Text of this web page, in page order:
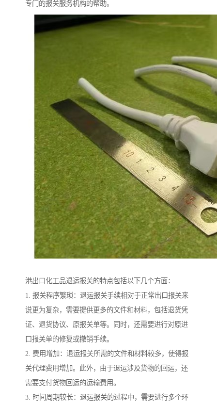
专门的报关服务机构的帮助。
港出口化工品退运报关的特点包括以下几个方面：
1. 报关程序繁琐：退运报关手续相对于正常出口报关来
说更为复杂，需要提供更多的文件和材料，包括退货凭
证、退货协议、原报关单等。同时，还需要进行对原进
口报关单的修复或撤销手续。
2. 费用增加：退运报关所需的文件和材料较多，使得报
关代理费用增加。此外，由于退运涉及货物的回运，还
需要支付货物回运的运输费用。
3. 时间周期较长：退运报关的过程中，需要进行多个环